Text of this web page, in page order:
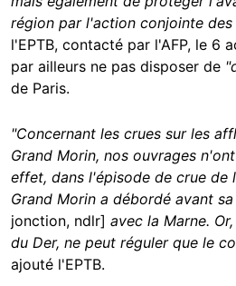
région par l'action conjointe
l'EPTB, contacté par l'AFP, le 6
par ailleurs ne pas disposer de
de Paris.
"Concernant les crues sur les
Grand Morin, nos ouvrages
effet, dans l'épisode de crue de
Grand Morin a débordé avant
jonction, ndlr] avec la Marne.
du Der, ne peut réguler que le
ajouté l'EPTB.